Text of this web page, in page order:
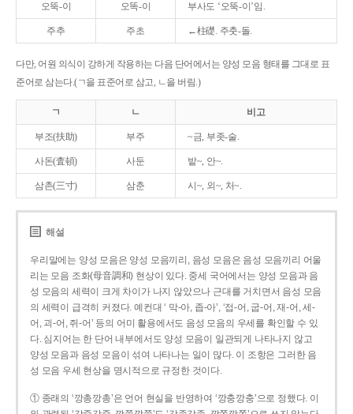
오뚝-이 오똑-이 부사도 ‘오뚝-이’임.
주추 주초 ←柱礎. 주춧-돌.
다만, 어원 의식이 강하게 작용하는 다음 단어에서는 양성 모음 형태를 그대로 표
준어로 삼는다.(ㄱ을 표준어로 삼고, ㄴ을 버림.)
ㄱ ㄴ 비고
부조(扶助) 부주 ~금, 부좃-술.
사돈(査頓) 사둔 밭~, 안~.
삼촌(三寸) 삼춘 시~, 외~, 처~.
해설
우리말에는 양성 모음은 양성 모음끼리, 음성 모음은 음성 모음끼리 어울
리는 모음 조화(母音調和) 현상이 있다. 중세 국어에서는 양성 모음과 음
성 모음의 세력이 크게 차이가 나지 않았으나 근대를 거치면서 음성 모음
의 세력이 급격히 커졌다. 예컨대 ‘ 막-아, 좁-아’, ‘접-어, 굽-어, 재-어, 세-
어, 괴-어, 쥐-어’ 등의 어미 활용에서도 음성 모음의 우세를 확인할 수 있
다. 심지어는 한 단어 내부에서도 양성 모음이 일관되게 나타나지 않고
양성 모음과 음성 모음이 섞여 나타나는 일이 많다. 이 조항은 그러한 음
성 모음 우세 현상을 명시적으로 규정한 것이다.
① 종래의 ‘깡총깡총’은 언어 현실을 반영하여 ‘깡충깡충’으로 정했다. 이